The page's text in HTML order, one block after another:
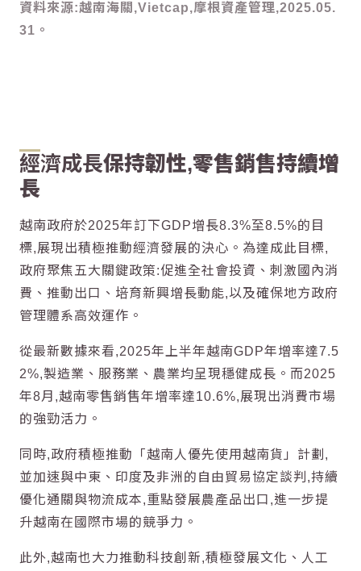
資料來源:越南海關,Vietcap,摩根資產管理,2025.05.
31。
經濟成長保持韌性,零售銷售持續增
長
越南政府於2025年訂下GDP增長8.3%至8.5%的目
標,展現出積極推動經濟發展的決心。為達成此目標,
政府聚焦五大關鍵政策:促進全社會投資、刺激國內消
費、推動出口、培育新興增長動能,以及確保地方政府
管理體系高效運作。
從最新數據來看,2025年上半年越南GDP年增率達7.5
2%,製造業、服務業、農業均呈現穩健成長。而2025
年8月,越南零售銷售年增率達10.6%,展現出消費市場
的強勁活力。
同時,政府積極推動「 越南 人優先使用 越南貨」計劃,
並加速與中東、印度及非洲的自由貿易協定談判,持續
優化通關與物流成本,重點發展農產品出口,進一步提
升越南在國際市場的競爭力。
此外,越南也大力推動科技創新,積極發展文化、 人工